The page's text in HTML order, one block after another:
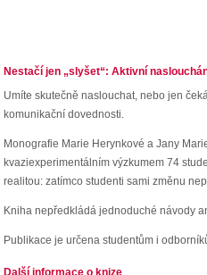
Nestačí jen „slyšet“: Aktivní
Umíte skutečně naslouchat, nebo jen
komunikační dovednosti.
Monografie Marie Herynkové a Jany
kvaziexperimentálním výzkumem 74
realitou: zatímco studenti sami změnu
Kniha nepředkládá jednoduché návody
Publikace je určena studentům i
Další informace o knize